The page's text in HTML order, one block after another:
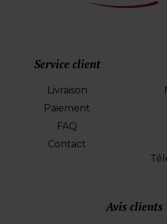
Service client
Livraison
Paiement
FAQ
Contact
Avis clients